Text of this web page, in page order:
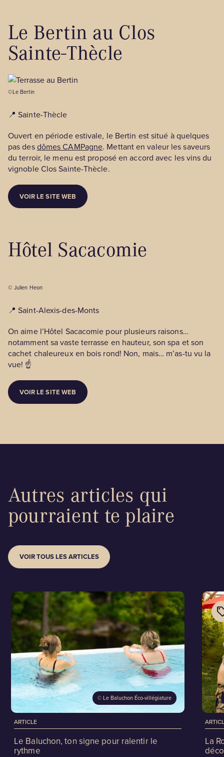
Le Bertin au Clos
Sainte-Thècle
©Le Bertin
📍 Sainte-Thècle
Ouvert en période estivale, le Bertin est situé à quelques
pas desdômes CAMPagne. Mettant en valeur les saveurs
du terroir, le menu est proposé en accord avec les vins du
vignoble Clos Sainte-Thècle.
VOIR LE SITE WEB
Hôtel Sacacomie
© Julien Heon
📍 Saint-Alexis-des-Monts
On aime l’Hôtel Sacacomie pour plusieurs raisons…
notamment sa vaste terrasse en hauteur, son spa et son
cachet chaleureux en bois rond! Non, mais… m’as-tu vu la
vue! ☝️
VOIR LE SITE WEB
Autres articles qui
pourraient te plaire
VOIR TOUS LES ARTICLES
© Le Baluchon Éco-villégiature
ARTICLE
Le Baluchon, ton signe pour ralentir le
rythme
La